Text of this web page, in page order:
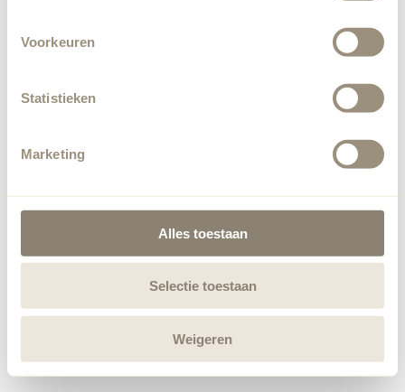
Voorkeuren
Statistieken
Marketing
Alles toestaan
Selectie toestaan
Weigeren